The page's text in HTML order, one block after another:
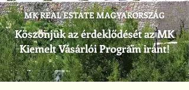
MK REAL ESTATE MAGYARORSZÁG
Köszönjük az érdeklődését az MK
Kiemelt Vásárlói Program iránt!